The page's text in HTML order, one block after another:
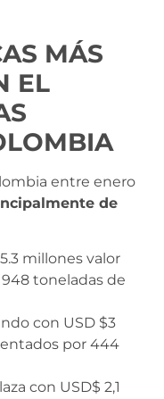
MÁS
EL
entre enero
de
millones valor
948 toneladas de
con USD $3
por 444
con USD$ 2,1